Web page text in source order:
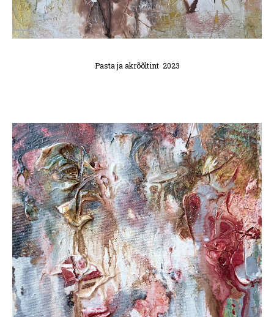
Pasta ja akrõõltint 2023